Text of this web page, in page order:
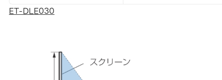
ET-DLE030